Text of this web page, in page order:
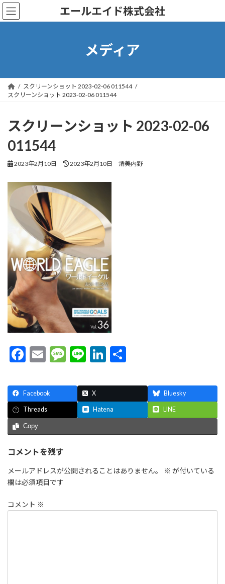
コ
ン
ナ
ビ
エールエイド株式会社
メディア
スクリーンショット 2023-02-06 011544
スクリーンショット 2023-02-06 011544
スクリーンショット 2023-02-06
011544
2023年2月10日
最
更
日
時
2023年2月10日 清美内野
F
e
b
o
o
k
E
ai
l
M
sa
g
e
Li
e
Li
ke
dI
n
Facebook X Bluesky
Threads Hatena LINE
Copy
コメントを残す
メールアドレスが公開されることはありません。 ※ が付いている
欄は必須項目です
コメント ※